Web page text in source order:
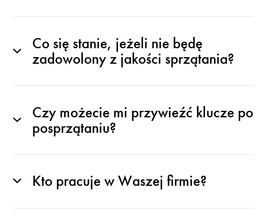
Co się stanie, jeżeli nie będę
zadowolony z jakości sprzątania?
Czy możecie mi przywieźć klucze po
posprzątaniu?
Kto pracuje w Waszej firmie?